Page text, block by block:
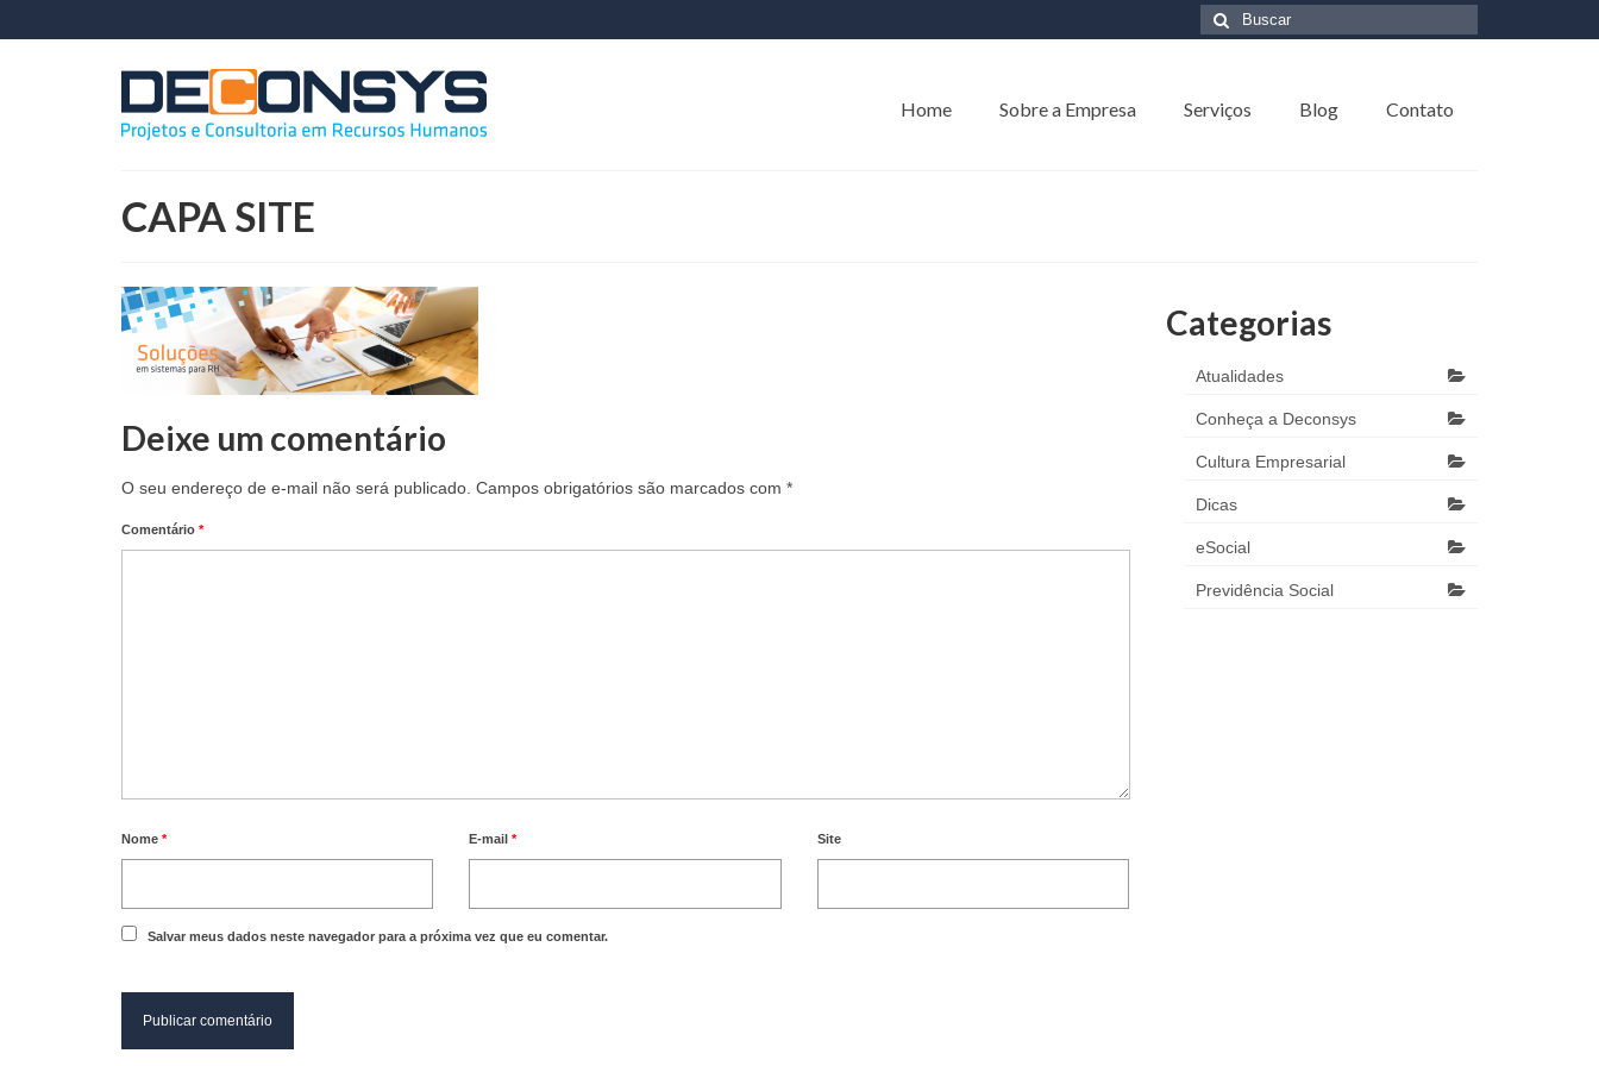
Buscar
Home Sobre a Empresa Serviços Blog Contato
CAPA SITE
Deixe um comentário
O seu endereço de e-mail não será publicado. Campos obrigatórios são marcados com *
Comentário *
Nome * E-mail* Site
Salvar meus dados neste navegador para a próxima vez que eu comentar.
Categorias
Atualidades
Conheça a Deconsys
Cultura Empresarial
Dicas
eSocial
Previdência Social